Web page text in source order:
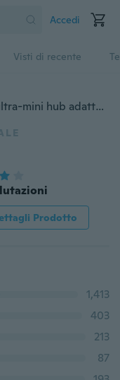
Accedi
Visti di recente
4 porte / 7 porte da USB a USB 2.0 ultra-mini hub adattatore hub interruttore di accensione / spegnimento per PC laptop computer
Prodotto
1,413
403
213
87